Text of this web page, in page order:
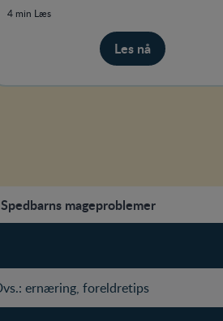
4 min Læs
Les nå
Spedbarns mageproblemer